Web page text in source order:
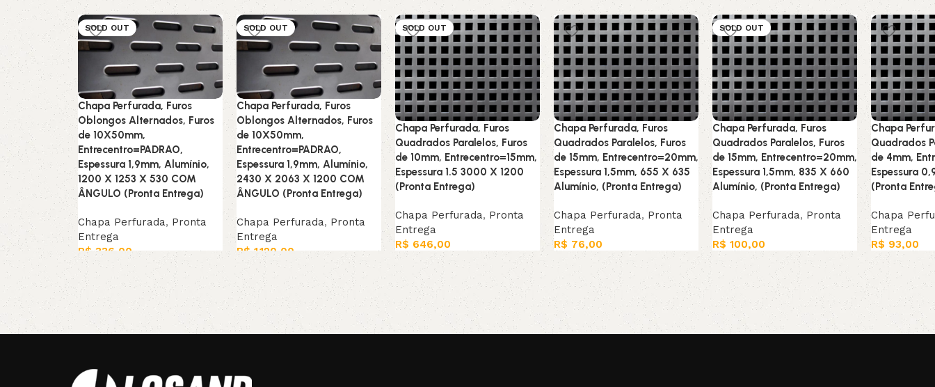
SOLD OUT
Chapa Perfurada, Furos
Oblongos Alternados, Furos
de 10X50mm,
Entrecentro=PADRAO,
Espessura 1,9mm, Alumínio,
1200 X 1253 X 530 COM
ÂNGULO (Pronta Entrega)
Chapa Perfurada, Pronta
Entrega
R$ 336,00
Leia mais
SOLD OUT
Chapa Perfurada, Furos
Oblongos Alternados, Furos
de 10X50mm,
Entrecentro=PADRAO,
Espessura 1,9mm, Alumínio,
2430 X 2063 X 1200 COM
ÂNGULO (Pronta Entrega)
Chapa Perfurada, Pronta
Entrega
R$ 1.120,00
Leia mais
SOLD OUT
Chapa Perfurada, Furos
Quadrados Paralelos, Furos
de 10mm, Entrecentro=15mm,
Espessura 1.5 3000 X 1200
(Pronta Entrega)
Chapa Perfurada, Pronta
Entrega
R$ 646,00
Leia mais
Chapa Perfurada, Furos
Quadrados Paralelos, Furos
de 15mm, Entrecentro=20mm,
Espessura 1,5mm, 655 X 635
Alumínio, (Pronta Entrega)
Chapa Perfurada, Pronta
Entrega
R$ 76,00
Adicionar ao carrinho
SOLD OUT
Chapa Perfurada, Furos
Quadrados Paralelos, Furos
de 15mm, Entrecentro=20mm,
Espessura 1,5mm, 835 X 660
Alumínio, (Pronta Entrega)
Chapa Perfurada, Pronta
Entrega
R$ 100,00
Leia mais
Chapa
Quadrados
de 4mm,
Espessura
(Pronta
Chapa
Entrega
R$ 93,00
Adicionar